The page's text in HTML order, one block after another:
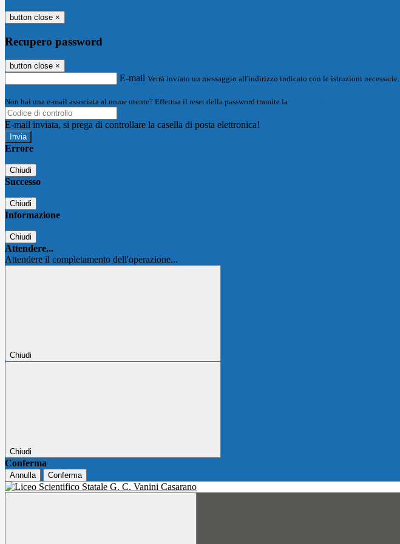
button close ×
Recupero password
button close ×
E-mail Verrà inviato un messaggio all'indirizzo indicato con le istruzioni necessarie.
Non hai una e-mail associata al nome utente? Effettua il reset della password tramite la
E-mail inviata, si prega di controllare la casella di posta elettronica!
Errore
Chiudi
Successo
Chiudi
Informazione
Chiudi
Attendere...
Attendere il completamento dell'operazione...
Chiudi
Chiudi
Conferma
Annulla Conferma